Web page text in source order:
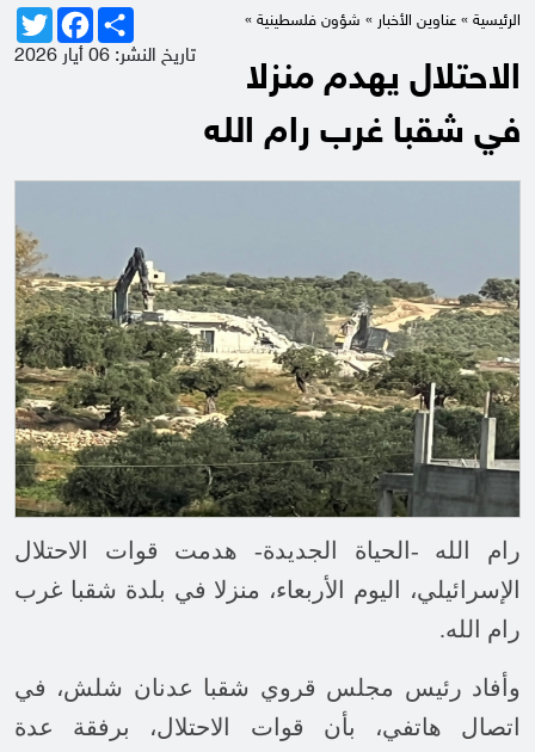
الرئيسية » عناوين الأخبار » شؤون فلسطينية »
FacebookShare
تاريخ النشر: 06 أيار 2026
الاحتلال يهدم منزلا
في شقبا غرب رام الله
رام الله -الحياة الجديدة- هدمت قوات الاحتلال
الإسرائيلي، اليوم الأربعاء، منزلا في بلدة شقبا غرب
رام الله.
وأفاد رئيس مجلس قروي شقبا عدنان شلش، في
اتصال هاتفي، بأن قوات الاحتلال، برفقة عدة